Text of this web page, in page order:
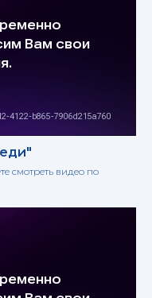
смотреть видео по